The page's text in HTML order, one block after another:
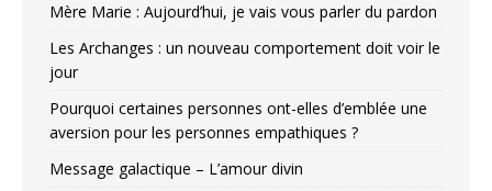
Mère Marie : Aujourd’hui, je vais vous parler du pardon
Les Archanges : un nouveau comportement doit voir le
jour
Pourquoi certaines personnes ont-elles d’emblée une
aversion pour les personnes empathiques ?
Message galactique – L’amour divin